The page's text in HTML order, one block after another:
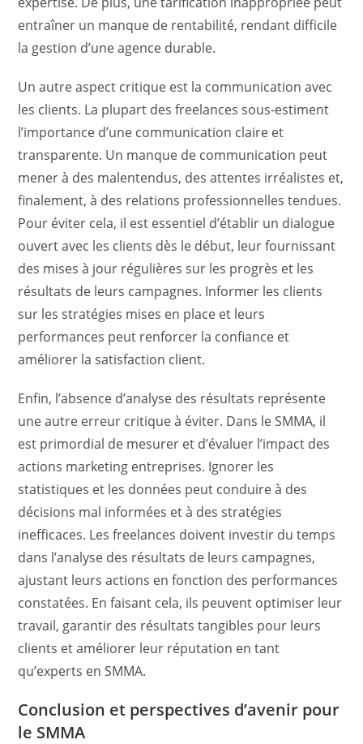
entraîner un manque de rentabilité, rendant difficile
la gestion d’une agence durable.
Un autre aspect critique est la communication avec
les clients. La plupart des freelances sous-estiment
l’importance d’une communication claire et
transparente. Un manque de communication peut
mener à des malentendus, des attentes irréalistes et,
finalement, à des relations professionnelles tendues.
Pour éviter cela, il est essentiel d’établir un dialogue
ouvert avec les clients dès le début, leur fournissant
des mises à jour régulières sur les progrès et les
résultats de leurs campagnes. Informer les clients
sur les stratégies mises en place et leurs
performances peut renforcer la confiance et
améliorer la satisfaction client.
Enfin, l’absence d’analyse des résultats représente
une autre erreur critique à éviter. Dans le SMMA, il
est primordial de mesurer et d’évaluer l’impact des
actions marketing entreprises. Ignorer les
statistiques et les données peut conduire à des
décisions mal informées et à des stratégies
inefficaces. Les freelances doivent investir du temps
dans l’analyse des résultats de leurs campagnes,
ajustant leurs actions en fonction des performances
constatées. En faisant cela, ils peuvent optimiser leur
travail, garantir des résultats tangibles pour leurs
clients et améliorer leur réputation en tant
qu’experts en SMMA.
Conclusion et perspectives d’avenir pour
le SMMA